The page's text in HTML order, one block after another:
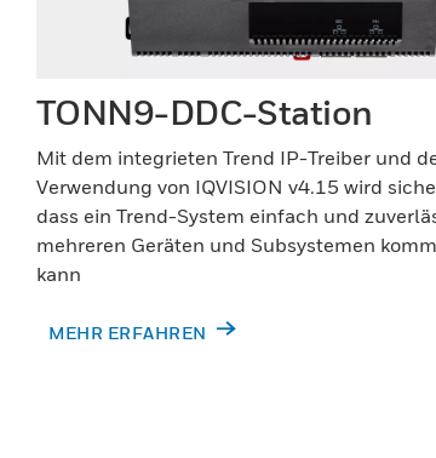
TONN9-DDC-Station
Mit dem integrieten Trend IP-Treiber und
Verwendung von IQVISION v4.15 wird
dass ein Trend-System einfach und
mehreren Geräten und Subsystemen
kann
MEHR ERFAHREN